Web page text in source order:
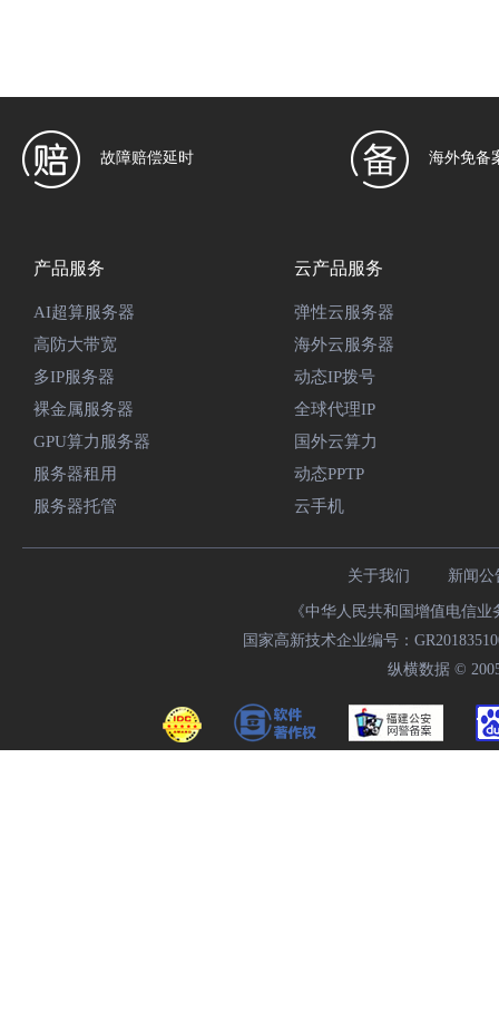
故障赔偿延时 海外免备
产品服务
AI超算服务器
高防大带宽
多IP服务器
裸金属服务器
GPU算力服务器
服务器租用
服务器托管
云产品服务
弹性云服务器
海外云服务器
动态IP拨号
全球代理IP
国外云算力
动态PPTP
云手机
关于我们 新闻公
《中华人民共和国增值电信
国家高新技术企业编号：
纵横数据 ©